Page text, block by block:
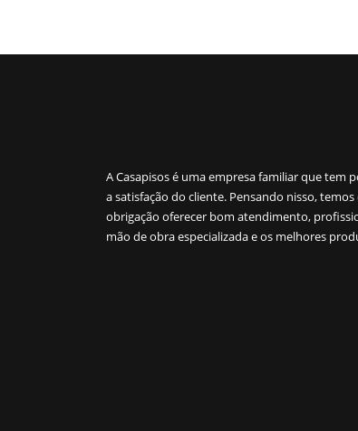
A Casapisos é uma empresa familiar que tem
a satisfação do cliente. Pensando nisso, temos
obrigação oferecer bom atendimento,
mão de obra especializada e os melhores